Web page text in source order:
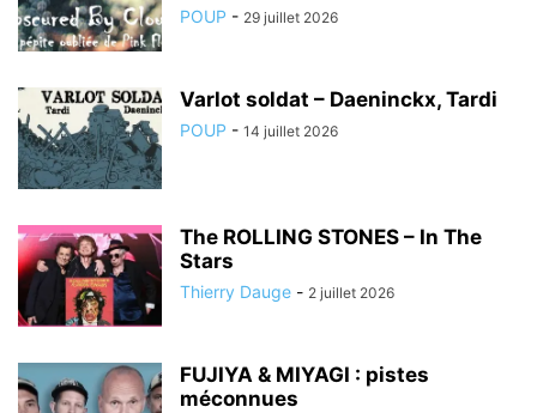
POUP - 29 juillet 2026
Varlot soldat – Daeninckx, Tardi
POUP - 14 juillet 2026
The ROLLING STONES – In The
Stars
Thierry Dauge - 2 juillet 2026
FUJIYA & MIYAGI : pistes
méconnues